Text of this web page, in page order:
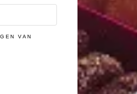
VAN
VAN